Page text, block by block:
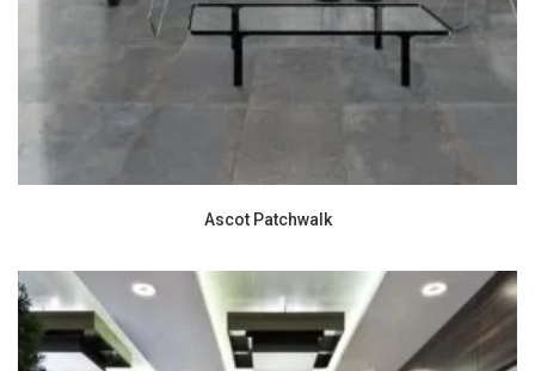
Ascot Patchwalk